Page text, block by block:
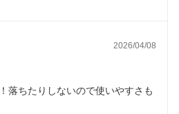
2026/04/08
落ちたりしないので使いやすさも